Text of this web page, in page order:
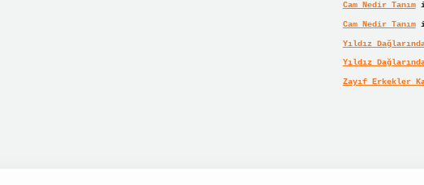
Cam Nedir Tanım
Cam Nedir Tanım
Yıldız
Yıldız
Zayıf Erkekler